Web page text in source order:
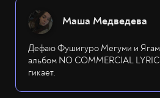
Маша Медведева
Дефаю Фушигуро Мегуми и
альбом NO COMMERCIAL
гикает.